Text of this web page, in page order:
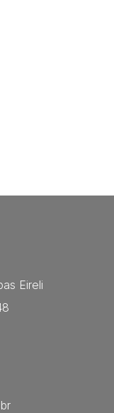
Eireli